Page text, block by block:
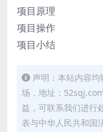
项目原理
项目操作
项目小结
声明：本站内容
场，地址：
益，可联系我们进行
表与中华人民共和国